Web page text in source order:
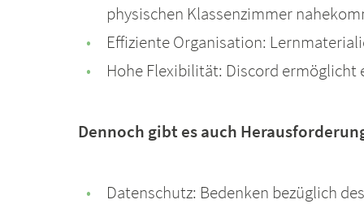
physischen Klassenzimmer
Effiziente Organisation:
Hohe Flexibilität: Discord ermöglicht
Dennoch gibt es auch
Datenschutz: Bedenken bezüglich